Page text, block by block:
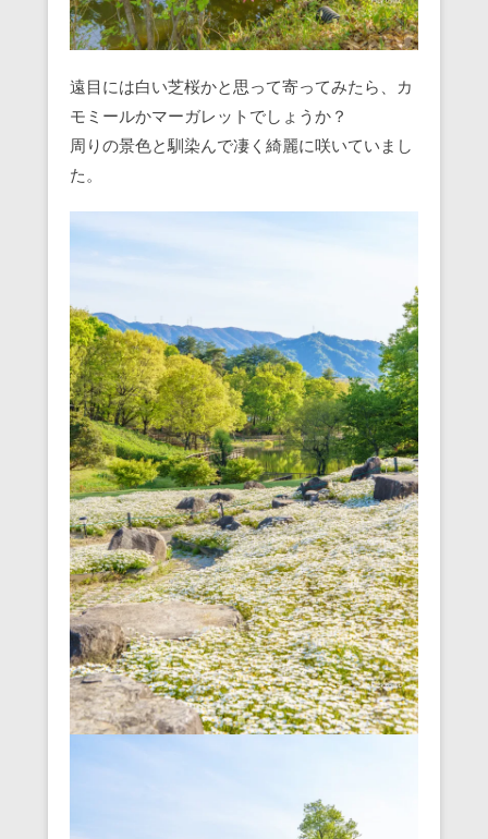
遠目には白い芝桜かと思って寄ってみたら、カ
モミールかマーガレットでしょうか？
周りの景色と馴染んで凄く綺麗に咲いていまし
た。